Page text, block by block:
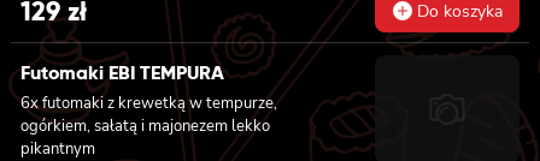
surimi
pieczonym łososiem, serkiem philadelphia,
awokado, ogórkiem, kanpyo i sałatą, sosem
teriyaki i sezamem, 6x futomaki z surimi,
kanpyo i ogórkiem, 6x futomaki z krewetką w
tempurze, ogórkiem, sałatą i majonezem
lekko pikantnym, 8x maki z ogórkiem
129zł Do koszyka
Futomaki EBI TEMPURA
6x futomaki z krewetką w tempurze,
ogórkiem, sałatą i majonezem lekko
pikantnym